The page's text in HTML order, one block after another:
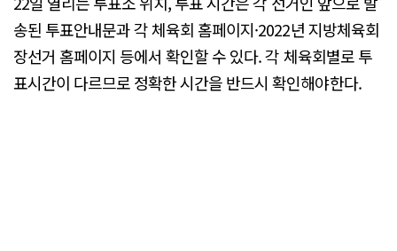
송된 투표안내문과 각 체육회 홈페이지·2022년 지방체육회
장선거 홈페이지 등에서 확인할 수 있다. 각 체육회별로 투
표시간이 다르므로 정확한 시간을 반드시 확인해야한다.